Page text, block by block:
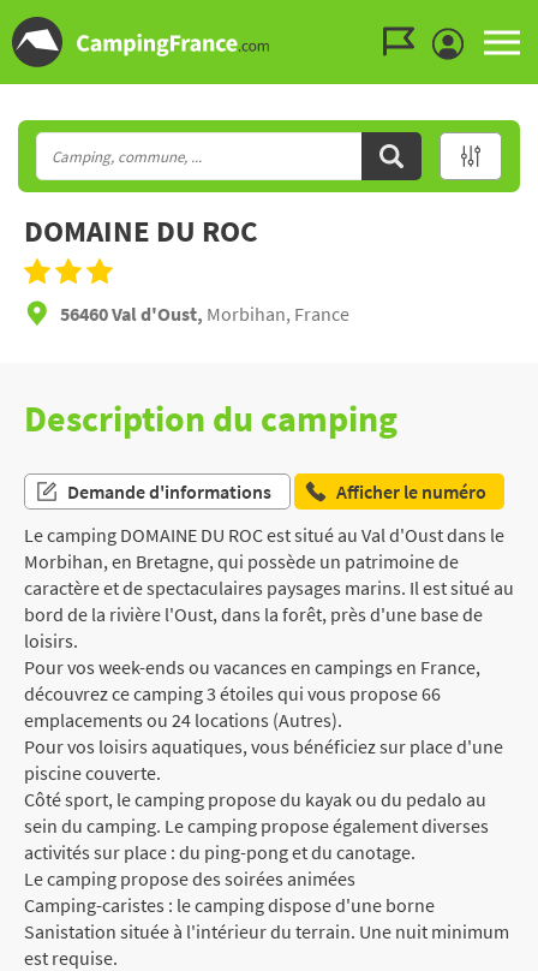
DOMAINE DU ROC
56460 Val d'Oust, Morbihan, France
Description du camping
Demande d'informations
Afficher le numéro
Le camping DOMAINE DU ROC est situé au Val d'Oust dans le
Morbihan, en Bretagne, qui possède un patrimoine de
caractère et de spectaculaires paysages marins. Il est situé au
bord de la rivière l'Oust, dans la forêt, près d'une base de
loisirs.
Pour vos week-ends ou vacances en campings en France,
découvrez ce camping 3 étoiles qui vous propose 66
emplacements ou 24 locations (Autres).
Pour vos loisirs aquatiques, vous bénéficiez sur place d'une
piscine couverte.
Côté sport, le camping propose du kayak ou du pedalo au
sein du camping. Le camping propose également diverses
activités sur place : du ping-pong et du canotage.
Le camping propose des soirées animées
Camping-caristes : le camping dispose d'une borne
Sanistation située à l'intérieur du terrain. Une nuit minimum
est requise.